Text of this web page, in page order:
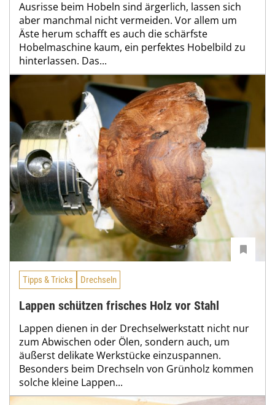
Ausrisse beim Hobeln sind ärgerlich, lassen sich
aber manchmal nicht vermeiden. Vor allem um
Äste herum schafft es auch die schärfste
Hobelmaschine kaum, ein perfektes Hobelbild zu
hinterlassen. Das...
Tipps & Tricks Drechseln
Lappen schützen frisches Holz vor Stahl
Lappen dienen in der Drechselwerkstatt nicht nur
zum Abwischen oder Ölen, sondern auch, um
äußerst delikate Werkstücke einzuspannen.
Besonders beim Drechseln von Grünholz kommen
solche kleine Lappen...